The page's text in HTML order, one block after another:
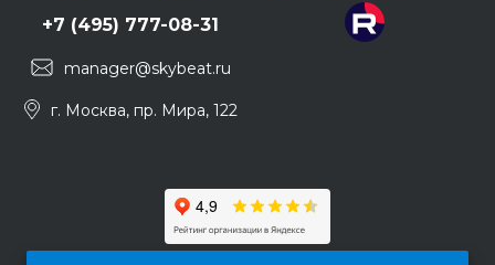
+7 (495) 777-08-31
manager@skybeat.ru
г. Москва, пр. Мира, 122